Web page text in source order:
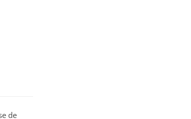
de